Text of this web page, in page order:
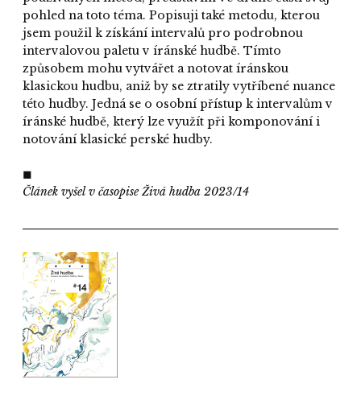
pohled na toto téma. Popisuji také metodu, kterou
jsem použil k získání intervalů pro podrobnou
intervalovou paletu v íránské hudbě. Tímto
způsobem mohu vytvářet a notovat íránskou
klasickou hudbu, aniž by se ztratily vytříbené nuance
této hudby. Jedná se o osobní přístup k intervalům v
íránské hudbě, který lze využít při komponování i
notování klasické perské hudby.
◼
Článek vyšel v časopise Živá hudba 2023/14